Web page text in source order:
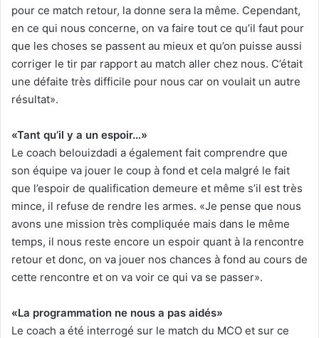
pour ce match retour, la donne sera la même. Cependant,
en ce qui nous concerne, on va faire tout ce qu’il faut pour
que les choses se passent au mieux et qu’on puisse aussi
corriger le tir par rapport au match aller chez nous. C’était
une défaite très difficile pour nous car on voulait un autre
résultat».
«Tant qu’il y a un espoir…»
Le coach belouizdadi a également fait comprendre que
son équipe va jouer le coup à fond et cela malgré le fait
que l’espoir de qualification demeure et même s’il est très
mince, il refuse de rendre les armes. «Je pense que nous
avons une mission très compliquée mais dans le même
temps, il nous reste encore un espoir quant à la rencontre
retour et donc, on va jouer nos chances à fond au cours de
cette rencontre et on va voir ce qui va se passer».
«La programmation ne nous a pas aidés»
Le coach a été interrogé sur le match du MCO et sur ce